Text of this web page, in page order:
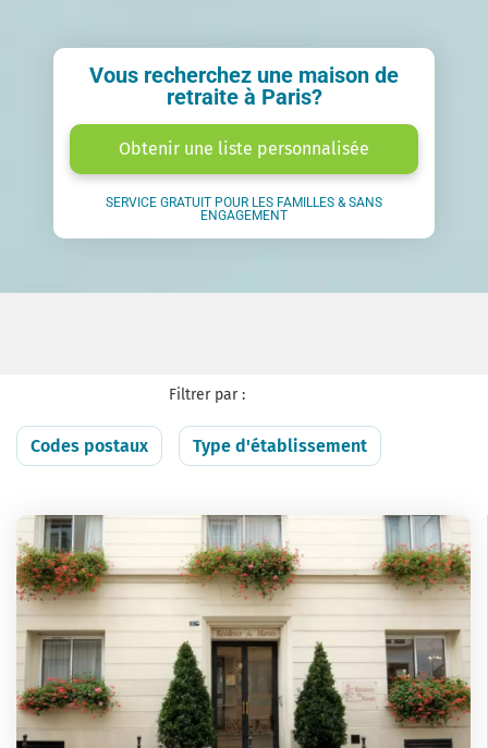
Vous recherchez une maison de
retraite à Paris?
Obtenir une liste personnalisée
SERVICE GRATUIT POUR LES FAMILLES & SANS
ENGAGEMENT
Filtrer par :
Codes postaux Type d'établissement